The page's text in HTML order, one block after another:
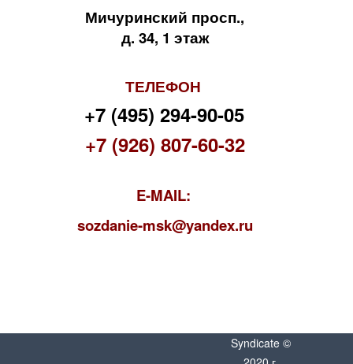
Мичуринский просп.,
д. 34, 1 этаж
ТЕЛЕФОН
+7 (495) 294-90-05
+7 (926) 807-60-32
E-MAIL:
sozdanie-msk@yandex.ru
Syndicate ©